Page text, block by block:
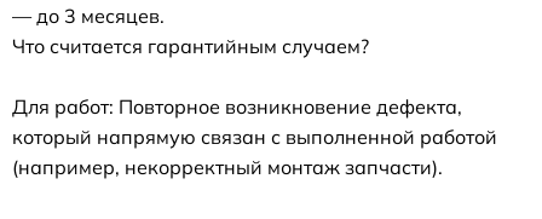
— до 3 месяцев.
Что считается гарантийным случаем?
Для работ: Повторное возникновение дефекта,
который напрямую связан с выполненной работой
(например, некорректный монтаж запчасти).